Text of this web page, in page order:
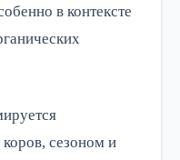
в контексте
сезоном и